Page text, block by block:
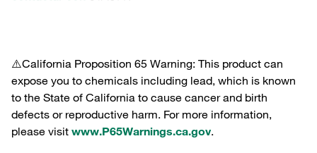
⚠️California Proposition 65 Warning: This product can
expose you to chemicals including lead, which is known
to the State of California to cause cancer and birth
defects or reproductive harm. For more information,
please visit www.P65Warnings.ca.gov.